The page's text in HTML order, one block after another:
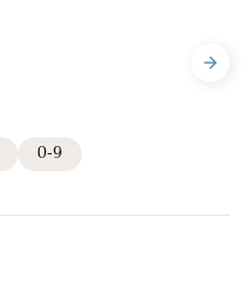
0-9